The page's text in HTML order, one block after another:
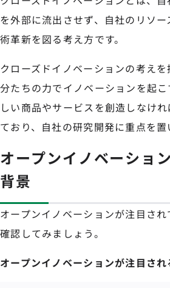
を外部に流出させず、自社のリソ
術革新を図る考え方です。
クローズドイノベーションの考え
分たちの力でイノベーションを起
しい商品やサービスを創造しなけ
ており、自社の研究開発に重点を置
オープンイノベーショ
背景
オープンイノベーションが注目さ
確認してみましょう。
オープンイノベーションが注目され